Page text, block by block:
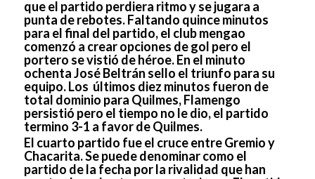
que el partido perdiera ritmo y se jugara a
punta de rebotes. Faltando quince minutos
para el final del partido, el club mengao
comenzó a crear opciones de gol pero el
portero se vistió de héroe. En el minuto
ochenta José Beltrán sello el triunfo para su
equipo. Los últimos diez minutos fueron de
total dominio para Quilmes, Flamengo
persistió pero el tiempo no le dio, el partido
termino 3-1 a favor de Quilmes.
El cuarto partido fue el cruce entre Gremio y
Chacarita. Se puede denominar como el
partido de la fecha por la rivalidad que han